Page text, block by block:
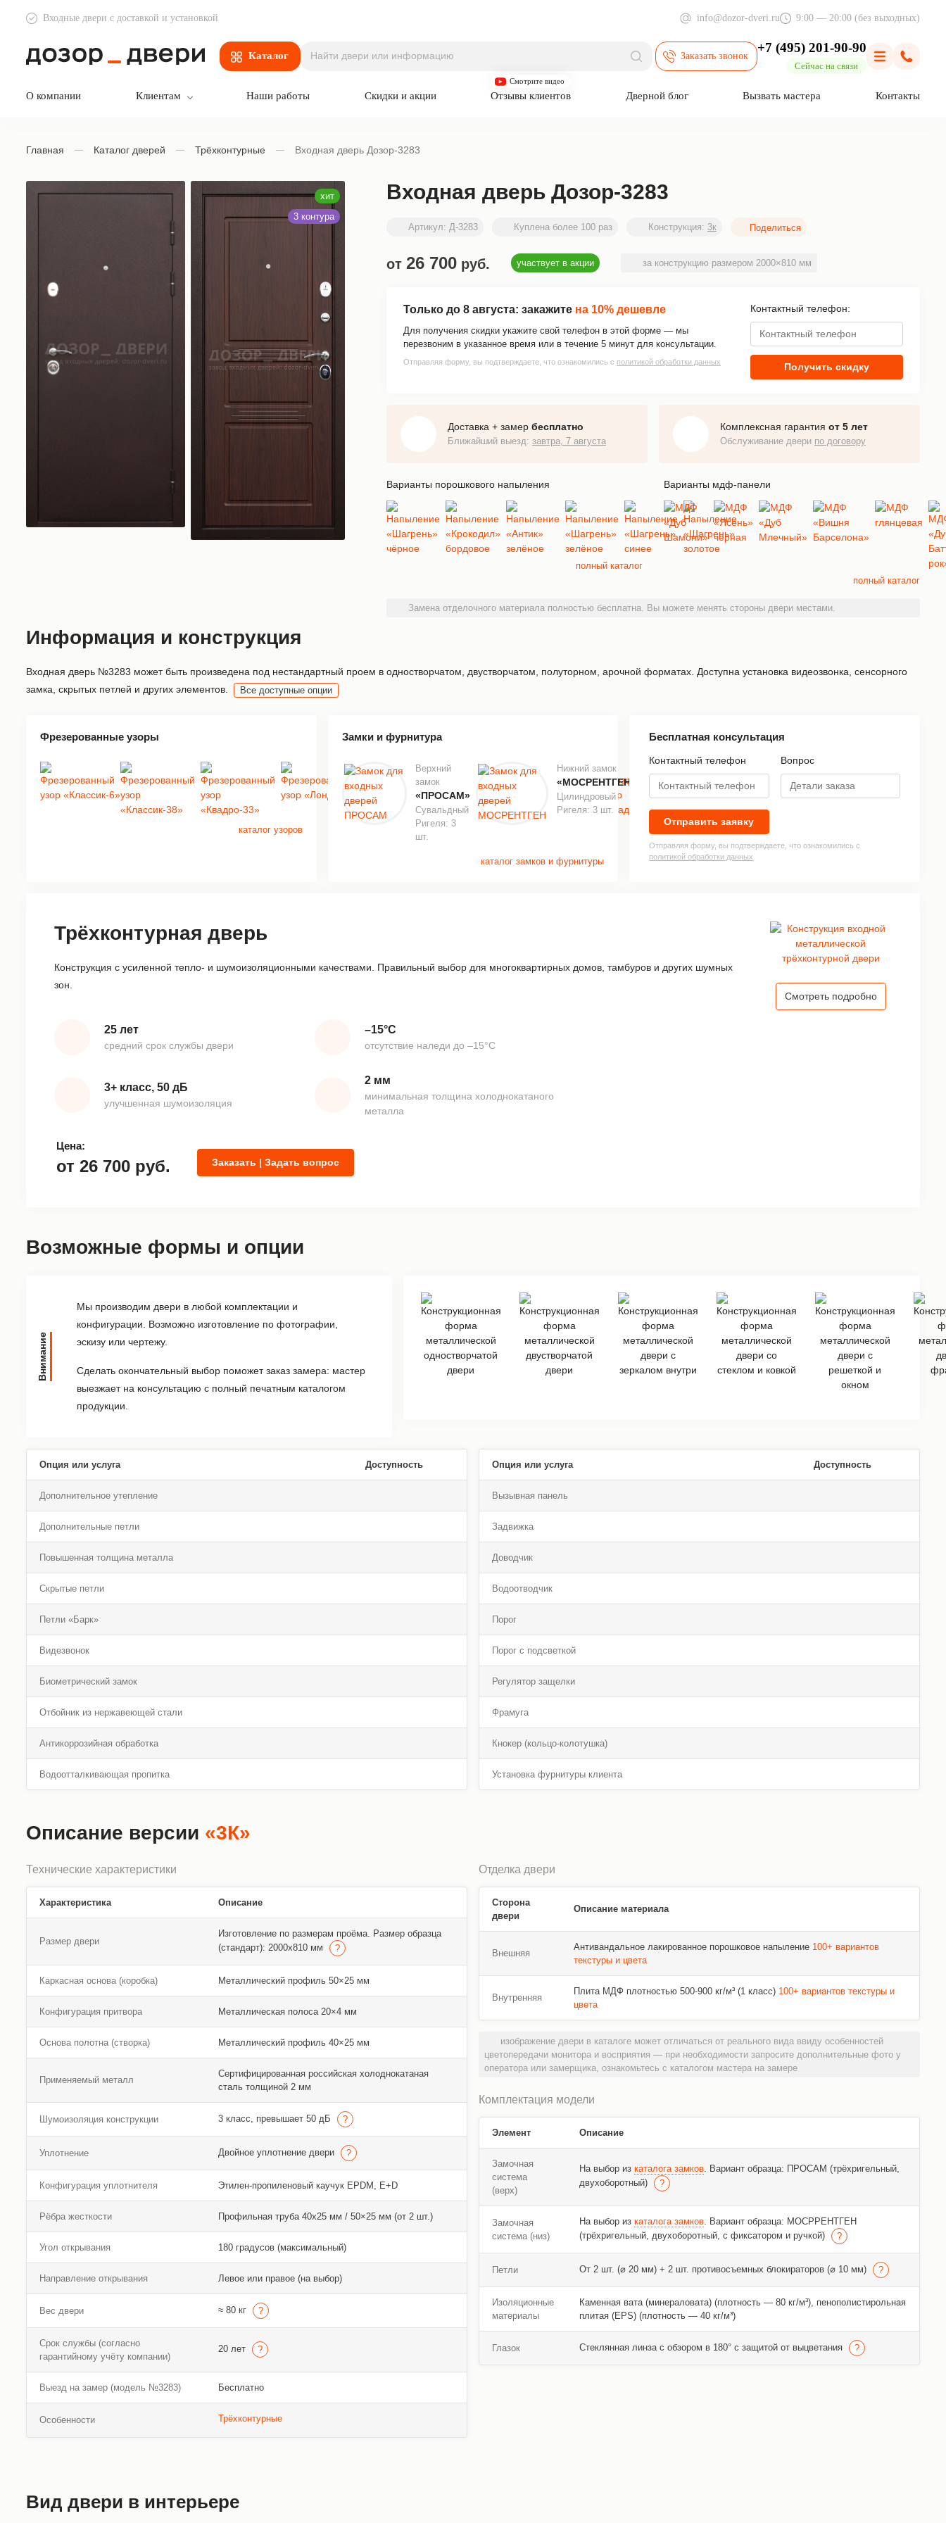
Дозор Двери
Каталог
Поиск
Заказать звонок
+7 (495) 201-90-90
Сейчас на связи Меню
Входные двери с доставкой и установкой info@dozor-dveri.ru 9:00 — 20:00 (без выходных)
О компании Клиентам Наши работы Скидки и акции Отзывы клиентов
Смотрите видео
Дверной блог Вызвать мастера Контакты
Главная Каталог дверей Трёхконтурные Входная дверь Дозор-3283
Входная дверь Дозор-3283
Артикул: Д-3283 Куплена более 100 раз Конструкция: 3к
от 26 700руб. участвует в акции за конструкцию размером 2000×810 мм
Только до 8 августа: закажите на 10% дешевле
Для получения скидки укажите свой телефон в этой форме — мы
перезвоним в указанное время или в течение 5 минут для консультации.
Отправляя форму, вы подтверждаете, что ознакомились с политикой обработки данных
Контактный телефон:
Получить скидку
Доставка + замер бесплатно
Ближайший выезд: завтра, 7 августа
Комплексная гарантия от 5 лет
Обслуживание двери по договору
Варианты порошкового напыления
полный каталог
Варианты мдф-панели
полный каталог
Замена отделочного материала полностью бесплатна. Вы можете менять стороны двери местами.
Информация и конструкция
Входная дверь №3283 может быть произведена под нестандартный проем в одностворчатом, двустворчатом, полуторном, арочной форматах. Доступна установка видеозвонка, сенсорного
замка, скрытых петлей и других элементов.
Все доступные опции
Фрезерованные узоры
каталог узоров
Замки и фурнитура
Верхний
замок
«ПРОСАМ»
Сувальдный
Ригеля: 3
шт.
Нижний замок
«МОСРЕНТГЕН»
Цилиндровый
Ригеля: 3 шт.
каталог замков и фурнитуры
Бесплатная консультация
Контактный телефон Вопрос
Отправить заявку
Отправляя форму, вы подтверждаете, что ознакомились с
политикой обработки данных
Трёхконтурная дверь
Конструкция с усиленной тепло- и шумоизоляционными качествами. Правильный выбор для многоквартирных домов, тамбуров и других шумных
зон.
25 лет
средний срок службы двери
–15°С
отсутствие наледи до –15°С
3+ класс, 50 дБ
улучшенная шумоизоляция
2 мм
минимальная толщина холоднокатаного
металла
Цена:
от 26 700 руб. Заказать | Задать вопрос
Смотреть подробно
Возможные формы и опции
Внимание
Мы производим двери в любой комплектации и
конфигурации. Возможно изготовление по фотографии,
эскизу или чертежу.
Сделать окончательный выбор поможет заказ замера: мастер
выезжает на консультацию с полный печатным каталогом
продукции.
Опция или услуга Доступность
Дополнительное утепление
Дополнительные петли
Повышенная толщина металла
Скрытые петли
Петли «Барк»
Видезвонок
Биометрический замок
Отбойник из нержавеющей стали
Антикоррозийная обработка
Водоотталкивающая пропитка
Опция или услуга Доступность
Вызывная панель
Задвижка
Доводчик
Водоотводчик
Порог
Порог с подсветкой
Регулятор защелки
Фрамуга
Кнокер (кольцо-колотушка)
Установка фурнитуры клиента
Описание версии «3К»
Технические характеристики
Характеристика Описание
Размер двери
Изготовление по размерам проёма. Размер образца
(стандарт): 2000х810 мм
Каркасная основа (коробка) Металлический профиль 50×25 мм
Конфигурация притвора Металлическая полоса 20×4 мм
Основа полотна (створка) Металлический профиль 40×25 мм
Применяемый металл
Сертифицированная российская холоднокатаная
сталь толщиной 2 мм
Шумоизоляция конструкции 3 класс, превышает 50 дБ
Уплотнение Двойное уплотнение двери
Конфигурация уплотнителя Этилен-пропиленовый каучук EPDM, E+D
Рёбра жесткости Профильная труба 40х25 мм / 50×25 мм (от 2 шт.)
Угол открывания 180 градусов (максимальный)
Направление открывания Левое или правое (на выбор)
Вес двери ≈ 80 кг
Срок службы (согласно
гарантийному учёту компании)
20 лет
Выезд на замер (модель №3283) Бесплатно
Особенности Трёхконтурные
Отделка двери
Сторона
двери
Описание материала
Внешняя
Антивандальное лакированное порошковое напыление 100+ вариантов
текстуры и цвета
Внутренняя
Плита МДФ плотностью 500-900 кг/м³ (1 класс) 100+ вариантов текстуры и
цвета
изображение двери в каталоге может отличаться от реального вида ввиду особенностей
цветопередачи монитора и восприятия — при необходимости запросите дополнительные фото у
оператора или замерщика, ознакомьтесь с каталогом мастера на замере
Комплектация модели
Элемент Описание
Замочная
система
(верх)
На выбор из каталога замков. Вариант образца: ПРОСАМ (трёхригельный,
двухоборотный)
Замочная
система (низ)
На выбор из каталога замков. Вариант образца: МОСРРЕНТГЕН
(трёхригельный, двухоборотный, с фиксатором и ручкой)
Петли От 2 шт. (⌀ 20 мм) + 2 шт. противосъемных блокираторов (⌀ 10 мм)
Изоляционные
материалы
Каменная вата (минераловата) (плотность — 80 кг/м³), пенополистирольная
плитая (EPS) (плотность — 40 кг/м³)
Глазок Стеклянная линза с обзором в 180° с защитой от выцветания
Вид двери в интерьере